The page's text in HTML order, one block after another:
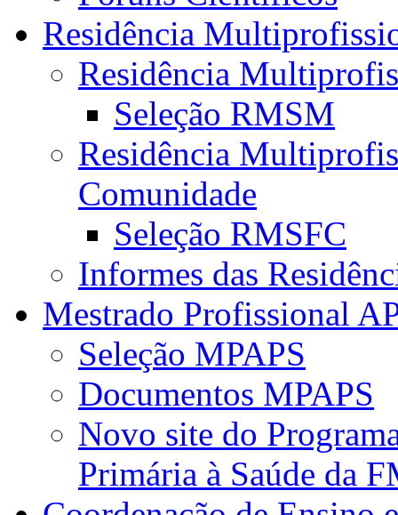
Residência
Residência
Seleção RMSM
Residência
Comunidade
Seleção RMSFC
Informes das
Mestrado Profissional
Seleção MPAPS
Documentos MPAPS
Novo site do
Primária à Saúde da